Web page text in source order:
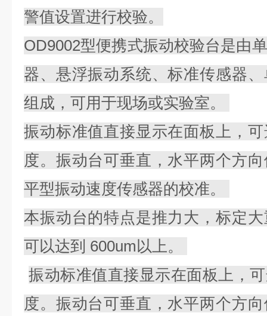
警值设置进行校验。
OD9002型便携式振动校验台是由
器、悬浮振动系统、标准传感器
组成，可用于现场或实验室。
振动标准值直接显示在面板上，
度。振动台可垂直，水平两个方
平型振动速度传感器的校准。
本振动台的特点是推力大，标定
可以达到 600um以上。
振动标准值直接显示在面板上，
度。振动台可垂直，水平两个方